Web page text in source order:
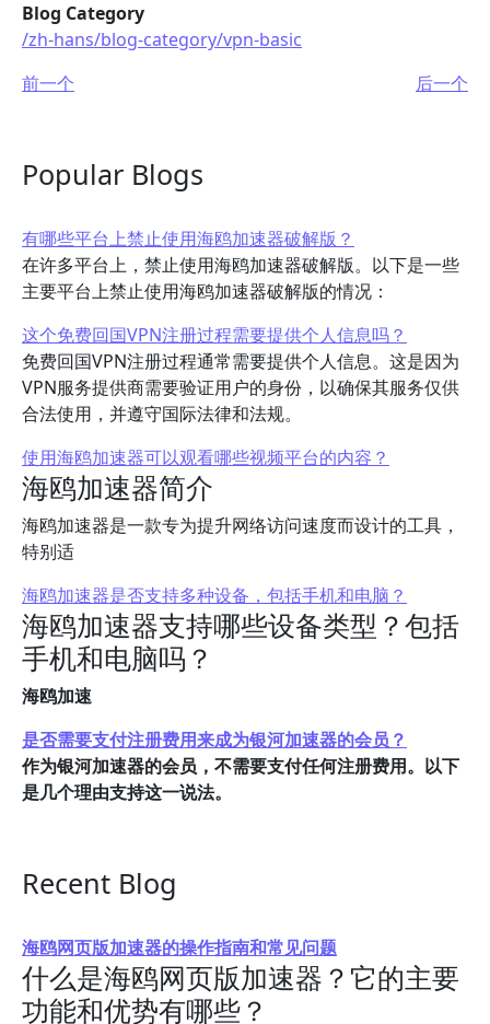
Blog Category
/zh-hans/blog-category/vpn-basic
前一个
后一个
Popular Blogs
有哪些平台上禁止使用海鸥加速器破解版？
在许多平台上，禁止使用海鸥加速器破解版。以下是一些
主要平台上禁止使用海鸥加速器破解版的情况：
这个免费回国VPN注册过程需要提供个人信息吗？
免费回国VPN注册过程通常需要提供个人信息。这是因为
VPN服务提供商需要验证用户的身份，以确保其服务仅供
合法使用，并遵守国际法律和法规。
使用海鸥加速器可以观看哪些视频平台的内容？
海鸥加速器简介
海鸥加速器是一款专为提升网络访问速度而设计的工具，
特别适
海鸥加速器是否支持多种设备，包括手机和电脑？
海鸥加速器支持哪些设备类型？包括
手机和电脑吗？
海鸥加速
是否需要支付注册费用来成为银河加速器的会员？
作为银河加速器的会员，不需要支付任何注册费用。以下
是几个理由支持这一说法。
Recent Blog
海鸥网页版加速器的操作指南和常见问题
什么是海鸥网页版加速器？它的主要
功能和优势有哪些？